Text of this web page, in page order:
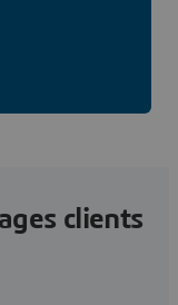
clients